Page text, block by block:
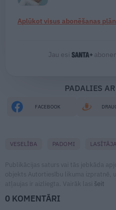
Aplūkot visus abonēšanas
Jau esi
PADALIES
FACEBOOK
VESELĪBA PADOMI
Publikācijas saturs vai tās jebkāda
objekts Autortiesību likuma izpratnē,
atļaujas ir aizliegta. Vairāk lasi šeit
0 KOMENTĀRI